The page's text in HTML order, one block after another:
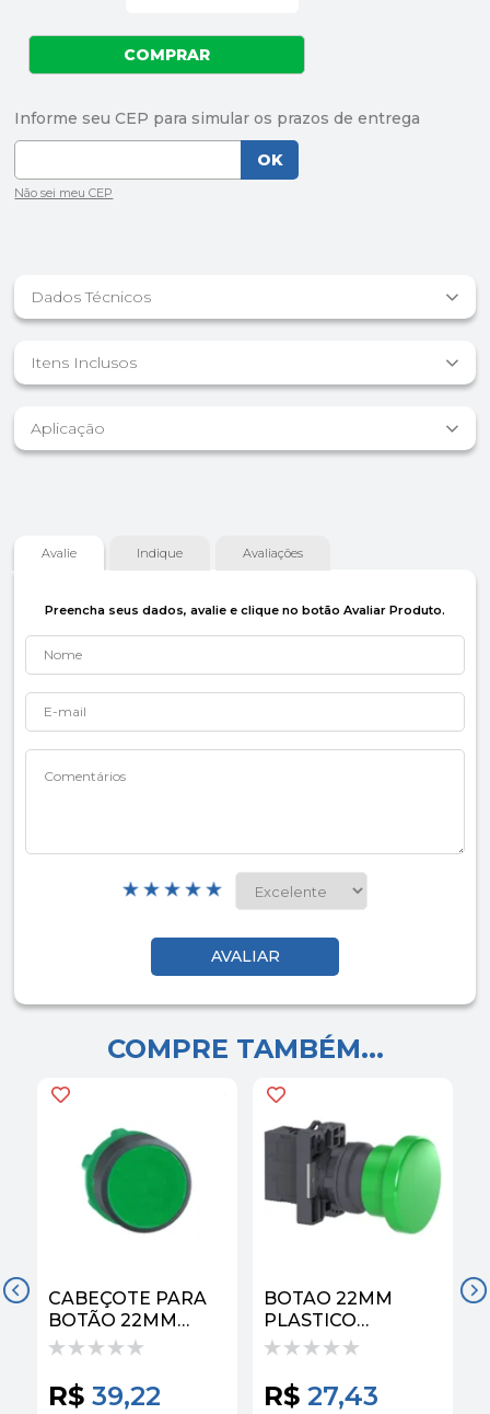
Dados Técnicos
Itens Inclusos
Aplicação
Avalie Indique Avaliações
Preencha seus dados, avalie e clique no botão Avaliar Produto.
COMPRE TAMBÉM...
CABEÇOTE PARA
BOTÃO 22MM
PLÁSTICO
RETORNO POR
MOLA VERDE
R$ 39,22
BOTAO 22MM
PLASTICO
RETORNO POR
XA2EC31 |
SCHNEIDER
R$ 27,43